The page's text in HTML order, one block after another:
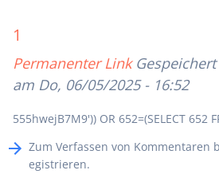
1
Permanenter Link
am Do, 06/05/2025 - 16:52
555hwejB7M9')) OR 652=(SELECT 652
Zum Verfassen von Kommentaren
egistrieren.